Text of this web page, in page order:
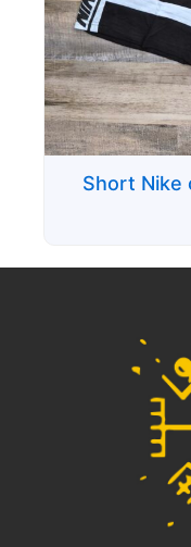
Short Nike